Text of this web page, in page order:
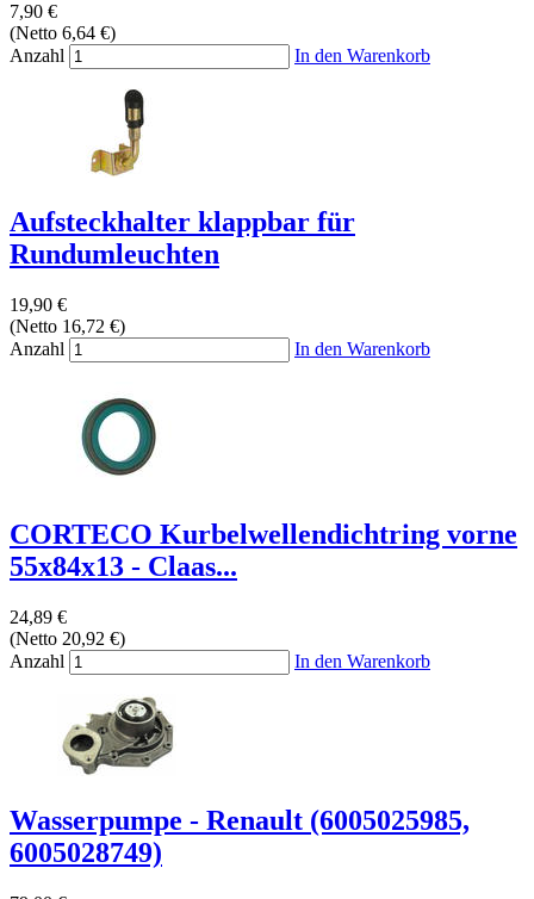
7,90 €
(Netto 6,64 €)
Anzahl
In den Warenkorb
Aufsteckhalter klappbar für
Rundumleuchten
19,90 €
(Netto 16,72 €)
Anzahl
In den Warenkorb
CORTECO Kurbelwellendichtring vorne
55x84x13 - Claas...
24,89 €
(Netto 20,92 €)
Anzahl
In den Warenkorb
Wasserpumpe - Renault (6005025985,
6005028749)